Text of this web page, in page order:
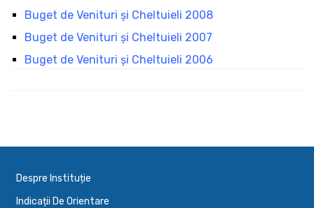
Buget de Venituri şi Cheltuieli 2008
Buget de Venituri şi Cheltuieli 2007
Buget de Venituri şi Cheltuieli 2006
Despre Instituție
Indicații De Orientare